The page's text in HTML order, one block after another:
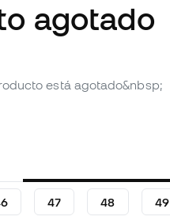
Valoraciones (13)
agotado
está agotado&nbsp;
47 48 49